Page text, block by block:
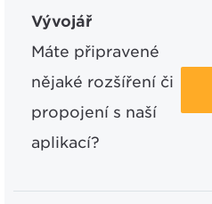
Vývojář
Máte připravené
nějaké rozšíření či
propojení s naší
aplikací?